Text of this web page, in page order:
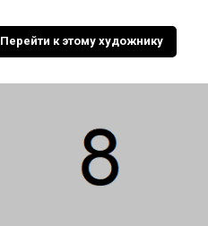
Перейти к этому художнику